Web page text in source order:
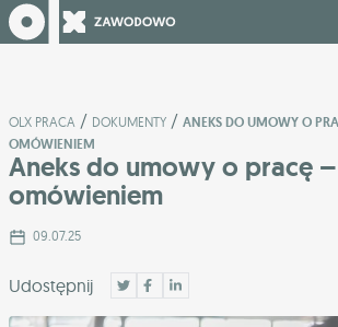
OLX PRACA / DOKUMENTY / ANEKS DO UMOWY O
OMÓWIENIEM
Aneks do umowy o pracę
omówieniem
09.07.25
Udostępnij